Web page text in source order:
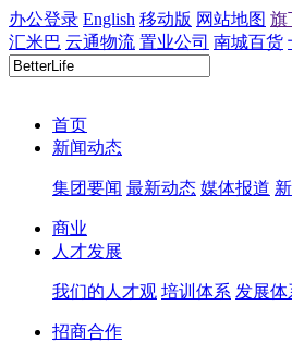
办公登录 English 移动版 网站地图 旗
汇米巴 云通物流 置业公司 南城百货
首页
新闻动态
集团要闻 最新动态 媒体报道
商业
人才发展
我们的人才观 培训体系 发展体
招商合作